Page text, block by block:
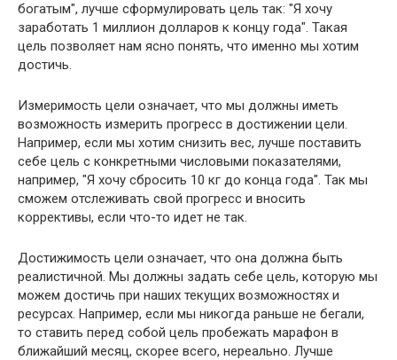
богатым", лучше сформулировать цель так: "Я хочу
заработать 1 миллион долларов к концу года". Такая
цель позволяет нам ясно понять, что именно мы хотим
достичь.
Измеримость цели означает, что мы должны иметь
возможность измерить прогресс в достижении цели.
Например, если мы хотим снизить вес, лучше поставить
себе цель с конкретными числовыми показателями,
например, "Я хочу сбросить 10 кг до конца года". Так мы
сможем отслеживать свой прогресс и вносить
коррективы, если что-то идет не так.
Достижимость цели означает, что она должна быть
реалистичной. Мы должны задать себе цель, которую мы
можем достичь при наших текущих возможностях и
ресурсах. Например, если мы никогда раньше не бегали,
то ставить перед собой цель пробежать марафон в
ближайший месяц, скорее всего, нереально. Лучше